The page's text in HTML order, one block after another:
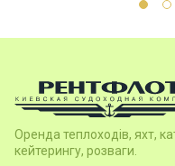
Оренда теплоходів, яхт,
кейтерингу, розваги.